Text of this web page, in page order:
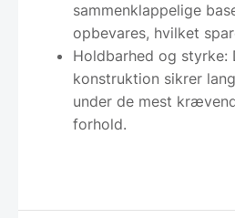
sammenklappelige
opbevares, hvilket
Holdbarhed og styrke:
konstruktion sikrer
under de mest
forhold.